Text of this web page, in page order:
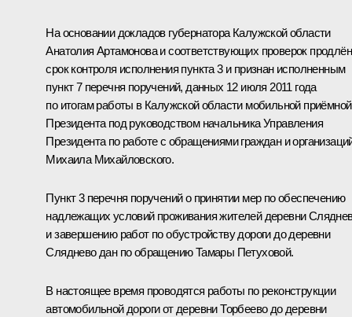
На основании докладов губернатора Калужской области
Анатолия Артамоноваи соответствующих проверок продлён
срок контроля исполнения пункта 3 и признан исполненным
пункт 7 перечня поручений, данных 12 июля 2011 года
по итогам работы в Калужской области мобильной приёмной
Президента под руководством начальника Управления
Президента по работе с обращениями граждан и
Михаила Михайловского.
Пункт 3 перечня поручений о принятии мер по обеспечению
надлежащих условий проживания жителей деревни
и завершению работ по обустройству дороги до деревни
Сляднево дан по обращению Тамары Петуховой.
В настоящее время проводятся работы по реконструкции
автомобильной дороги от деревни Торбеево до деревни